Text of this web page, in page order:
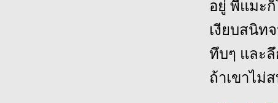
อยู่ พี่แมะ
เงียบสนิท
ทึบๆ และลึ
ถ้าเขาไม่